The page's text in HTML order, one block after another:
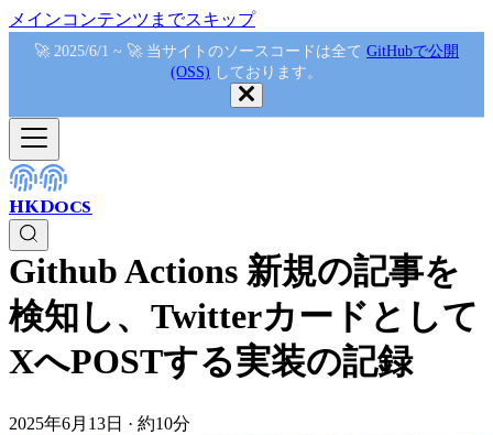
メインコンテンツまでスキップ
🚀 2025/6/1 ~ 🚀 当サイトのソースコードは全て GitHubで公開
(OSS) しております。
HKDocs
Github Actions 新規の記事を
検知し、Twitterカードとして
XへPOSTする実装の記録
2025年6月13日 · 約10分